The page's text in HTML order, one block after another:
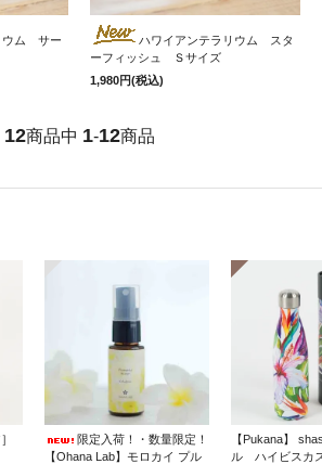
ウム サー
ハワイアンテラリウム スタ
ーフィッシュ Ｓサイズ
1,980円(税込)
12商品中 1-12商品
限定入荷！・数量限定！
【Ohana Lab】モロカイ プル
【Pukana】
ル ハイビスカ